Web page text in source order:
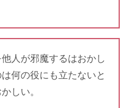
人が邪魔するはおかし
何の役にも立たないと
しい。